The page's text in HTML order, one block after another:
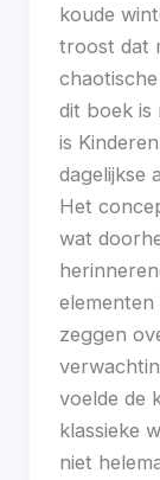
koude
troost dat
dit boek is
is
dagelijkse
Het
wat
zeggen
voelde de
klassieke
niet